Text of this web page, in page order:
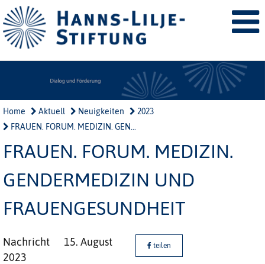
Home Aktuell Neuigkeiten
2023
FRAUEN. FORUM. MEDIZIN. GEN...
FRAUEN. FORUM. MEDIZIN.
GENDERMEDIZIN UND
FRAUENGESUNDHEIT
Nachricht
15. August
2023
teilen